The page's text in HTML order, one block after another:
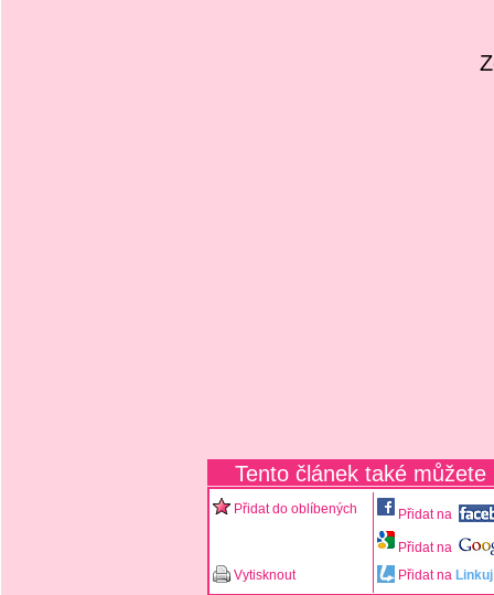
Tento článek také můžete
Přidat do oblíbených Přidat na
Přidat na
Vytisknout
Přidat na Linkuj